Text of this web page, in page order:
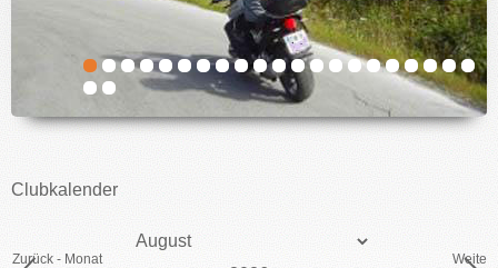
ACCESSORIES
KONTAKT
IMPRESSUM
Clubkalender
Zurück - Monat
Monat
Weiter